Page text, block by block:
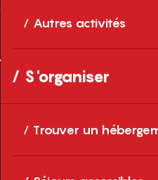
Autres activités
S'organiser
Trouver un
Europe